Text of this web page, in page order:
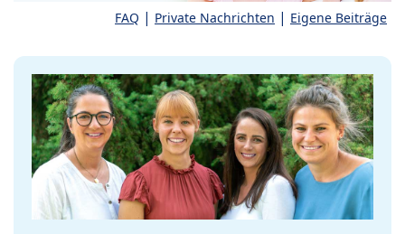
FAQ | Private Nachrichten | Eigene Beiträge